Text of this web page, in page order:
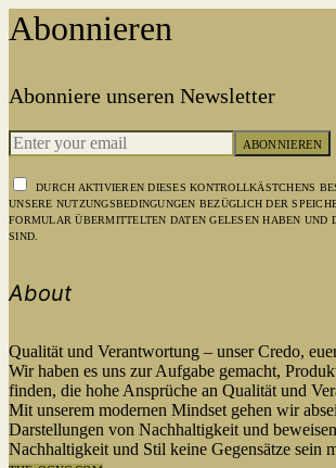
Abonnieren
Abonniere unseren Newsletter
ABONNIEREN
DURCH AKTIVIEREN DIESES KONTROLLKÄSTCHENS
UNSERE NUTZUNGSBEDINGUNGEN BEZÜGLICH DER
FORMULAR ÜBERMITTELTEN DATEN GELESEN HABEN UND
SIND.
About
Qualität und Verantwortung – unser Credo,
Wir haben es uns zur Aufgabe gemacht,
finden, die hohe Ansprüche an Qualität und
Mit unserem modernen Mindset gehen wir
Darstellungen von Nachhaltigkeit und
Nachhaltigkeit und Stil keine Gegensätze sein